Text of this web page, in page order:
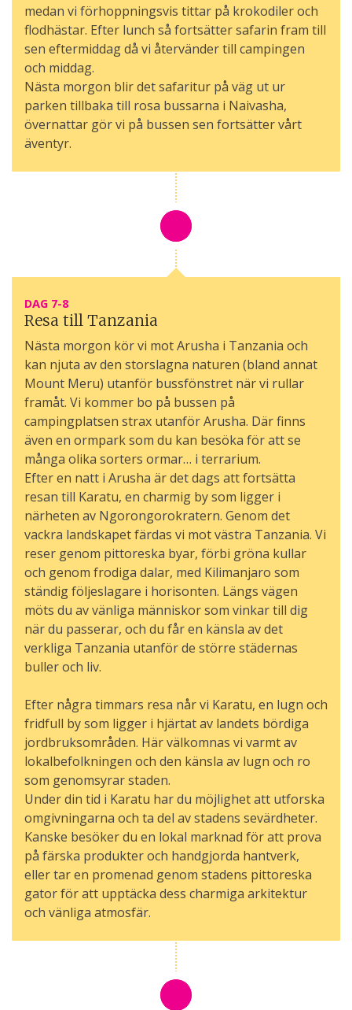
medan vi förhoppningsvis tittar på krokodiler och
flodhästar. Efter lunch så fortsätter safarin fram till
sen eftermiddag då vi återvänder till campingen
och middag.
Nästa morgon blir det safaritur på väg ut ur
parken tillbaka till rosa bussarna i Naivasha,
övernattar gör vi på bussen sen fortsätter vårt
äventyr.
DAG 7-8
Resa till Tanzania
Nästa morgon kör vi mot Arusha i Tanzania och
kan njuta av den storslagna naturen (bland annat
Mount Meru) utanför bussfönstret när vi rullar
framåt. Vi kommer bo på bussen på
campingplatsen strax utanför Arusha. Där finns
även en ormpark som du kan besöka för att se
många olika sorters ormar… i terrarium.
Efter en natt i Arusha är det dags att fortsätta
resan till Karatu, en charmig by som ligger i
närheten av Ngorongorokratern. Genom det
vackra landskapet färdas vi mot västra Tanzania. Vi
reser genom pittoreska byar, förbi gröna kullar
och genom frodiga dalar, med Kilimanjaro som
ständig följeslagare i horisonten. Längs vägen
möts du av vänliga människor som vinkar till dig
när du passerar, och du får en känsla av det
verkliga Tanzania utanför de större städernas
buller och liv.
Efter några timmars resa når vi Karatu, en lugn och
fridfull by som ligger i hjärtat av landets bördiga
jordbruksområden. Här välkomnas vi varmt av
lokalbefolkningen och den känsla av lugn och ro
som genomsyrar staden.
Under din tid i Karatu har du möjlighet att utforska
omgivningarna och ta del av stadens sevärdheter.
Kanske besöker du en lokal marknad för att prova
på färska produkter och handgjorda hantverk,
eller tar en promenad genom stadens pittoreska
gator för att upptäcka dess charmiga arkitektur
och vänliga atmosfär.